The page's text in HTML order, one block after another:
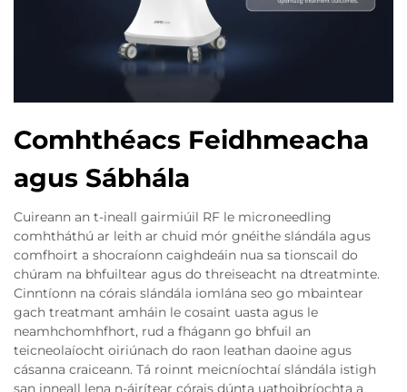
Comhthéacs Feidhmeacha
agus Sábhála
Cuireann an t-ineall gairmiúil RF le microneedling
comhtháthú ar leith ar chuid mór gnéithe slándála agus
comfhoirt a shocraíonn caighdeáin nua sa tionscail do
chúram na bhfuiltear agus do threiseacht na dtreatminte.
Cinntíonn na córais slándála iomlána seo go mbaintear
gach treatmant amháin le cosaint uasta agus le
neamhchomhfhort, rud a fhágann go bhfuil an
teicneolaíocht oiriúnach do raon leathan daoine agus
cásanna craiceann. Tá roinnt meicníochtaí slándála istigh
san inneall lena n-áirítear córais dúnta uathoibríochta a